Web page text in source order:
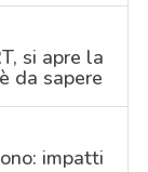
si apre la
da sapere
impatti